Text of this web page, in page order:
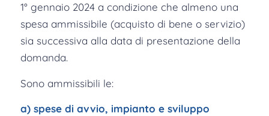
1° gennaio 2024 a condizione che almeno una
spesa ammissibile (acquisto di bene o servizio)
sia successiva alla data di presentazione della
domanda.
Sono ammissibili le:
a) spese di avvio, impianto e sviluppo